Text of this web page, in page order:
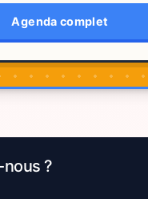
Agenda complet
?